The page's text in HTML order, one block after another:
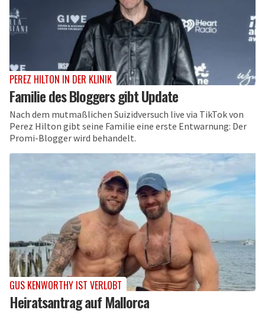
PEREZ HILTON IN DER KLINIK
Familie des Bloggers gibt Update
Nach dem mutmaßlichen Suizidversuch live via TikTok von
Perez Hilton gibt seine Familie eine erste Entwarnung: Der
Promi-Blogger wird behandelt.
GUS KENWORTHY IST VERLOBT
Heiratsantrag auf Mallorca